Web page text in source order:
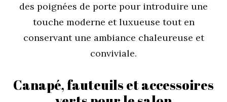
des poignées de porte pour introduire une
touche moderne et luxueuse tout en
conservant une ambiance chaleureuse et
conviviale.
Canapé, fauteuils et accessoires